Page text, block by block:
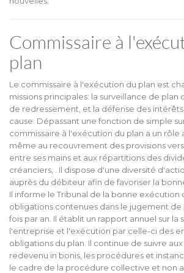
Commissaire à
plan
Le commissaire à l'exécution du plan est
missions principales: la surveillance de plan
de redressement, et la défense des
cause. Dépassant une fonction de simple
commissaire à l'exécution du plan a un
même au recouvrement des provisions
entre ses mains et aux répartitions des
créanciers, . Il dispose d'une diversité
auprès du débiteur afin de favoriser la
Il informe le Tribunal de la bonne exécution
obligations contenues dans le jugement de
fois par an. Il établit un rapport annuel sur la
l'entreprise et l'exécution par celle-ci des
obligations du plan. Il continue de suivre
redevenu in bonis, les procédures et
le cadre de la procédure collective et non